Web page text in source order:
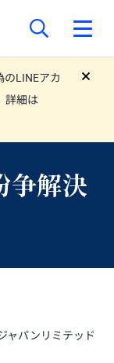
のLINEアカ
詳細は
争解決
ャパンリミテッド